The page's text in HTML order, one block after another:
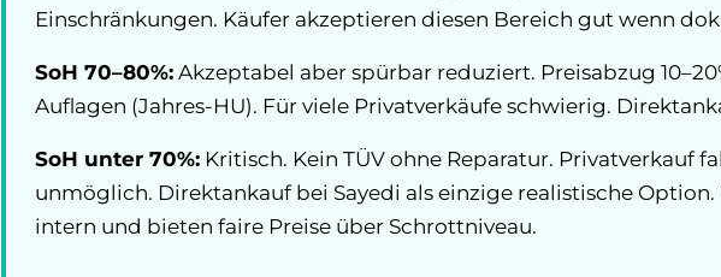
Einschränkungen. Käufer akzeptieren diesen Bereich gut wenn
SoH 70–80%: Akzeptabel aber spürbar reduziert. Preisabzug
Auflagen (Jahres-HU). Für viele Privatverkäufe schwierig.
SoH unter 70%: Kritisch. Kein TÜV ohne Reparatur. Privatverkauf
unmöglich. Direktankauf bei Sayedi als einzige realistische
intern und bieten faire Preise über Schrottniveau.